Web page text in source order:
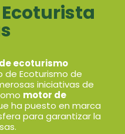
ecoturismo
de Ecoturismo de
iniciativas de
motor de
ha puesto en marca
para garantizar la